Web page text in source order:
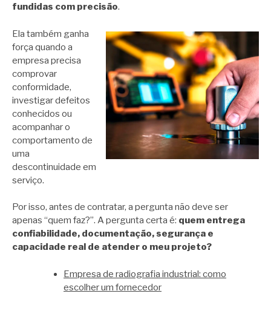
fundidas com precisão.
Ela também ganha
força quando a
empresa precisa
comprovar
conformidade,
investigar defeitos
conhecidos ou
acompanhar o
comportamento de
uma
descontinuidade em
serviço.
Por isso, antes de contratar, a pergunta não deve ser
apenas “quem faz?”. A pergunta certa é: quem entrega
confiabilidade, documentação, segurança e
capacidade real de atender o meu projeto?
Empresa de radiografia industrial: como
escolher um fornecedor